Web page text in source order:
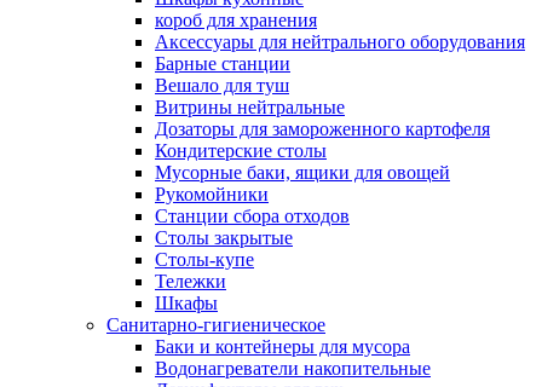
короб для хранения
Аксессуары для нейтрального оборудования
Барные станции
Вешало для туш
Витрины нейтральные
Дозаторы для замороженного картофеля
Кондитерские столы
Мусорные баки, ящики для овощей
Рукомойники
Станции сбора отходов
Столы закрытые
Столы-купе
Тележки
Шкафы
Санитарно-гигиеническое
Баки и контейнеры для мусора
Водонагреватели накопительные